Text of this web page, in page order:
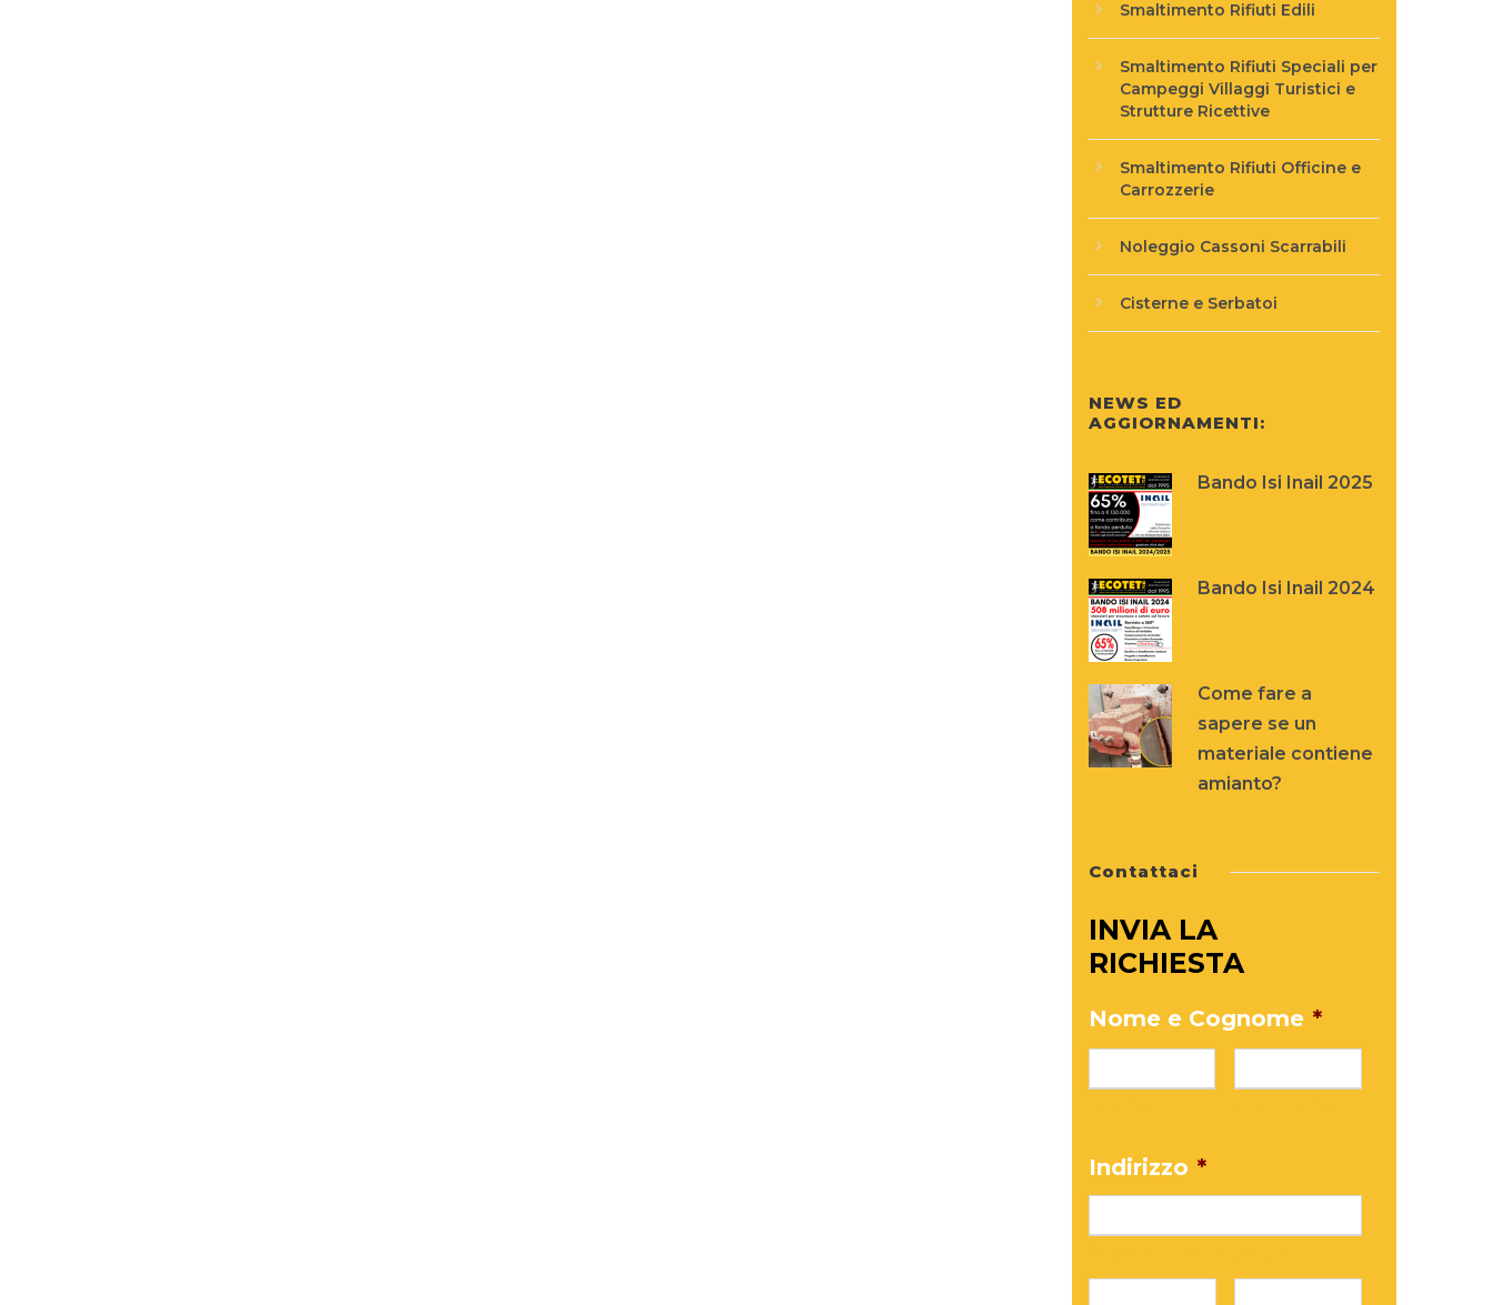
Smaltimento Rifiuti Edili
Smaltimento Rifiuti Speciali per
Campeggi Villaggi Turistici e
Strutture Ricettive
Smaltimento Rifiuti Officine e
Carrozzerie
Noleggio Cassoni Scarrabili
Cisterne e Serbatoi
NEWS ED
AGGIORNAMENTI:
Bando Isi Inail 2025
Bando Isi Inail 2024
Come fare a
sapere se un
materiale contiene
amianto?
Contattaci
INVIA LA
RICHIESTA
Nome e Cognome *
Indirizzo *